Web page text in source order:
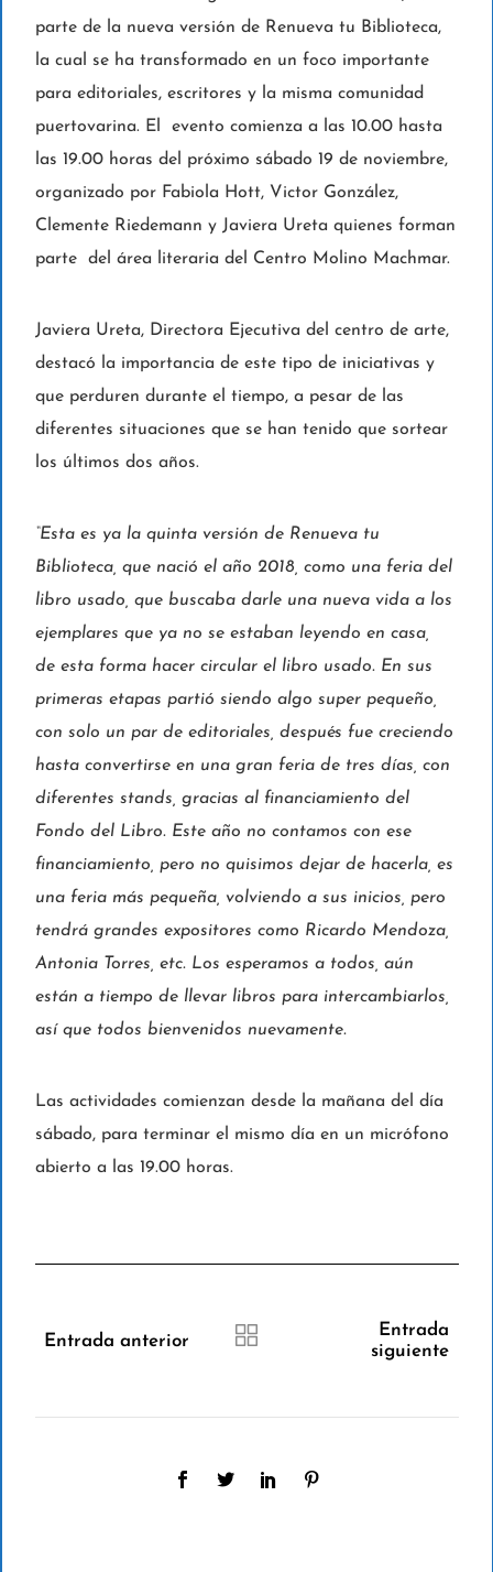
parte de la nueva versión de Renueva tu Biblioteca,
la cual se ha transformado en un foco importante
para editoriales, escritores y la misma comunidad
puertovarina. El evento comienza a las 10.00 hasta
las 19.00 horas del próximo sábado 19 de noviembre,
organizado por Fabiola Hott, Victor González,
Clemente Riedemann y Javiera Ureta quienes forman
parte del área literaria del Centro Molino Machmar.
Javiera Ureta, Directora Ejecutiva del centro de arte,
destacó la importancia de este tipo de iniciativas y
que perduren durante el tiempo, a pesar de las
diferentes situaciones que se han tenido que sortear
los últimos dos años.
“Esta es ya la quinta versión de Renueva tu
Biblioteca, que nació el año 2018, como una feria del
libro usado, que buscaba darle una nueva vida a los
ejemplares que ya no se estaban leyendo en casa,
de esta forma hacer circular el libro usado. En sus
primeras etapas partió siendo algo super pequeño,
con solo un par de editoriales, después fue creciendo
hasta convertirse en una gran feria de tres días, con
diferentes stands, gracias al financiamiento del
Fondo del Libro. Este año no contamos con ese
financiamiento, pero no quisimos dejar de hacerla, es
una feria más pequeña, volviendo a sus inicios, pero
tendrá grandes expositores como Ricardo Mendoza,
Antonia Torres, etc. Los esperamos a todos, aún
están a tiempo de llevar libros para intercambiarlos,
así que todos bienvenidos nuevamente.
Las actividades comienzan desde la mañana del día
sábado, para terminar el mismo día en un micrófono
abierto a las 19.00 horas.
Entrada anterior
Entrada
siguiente